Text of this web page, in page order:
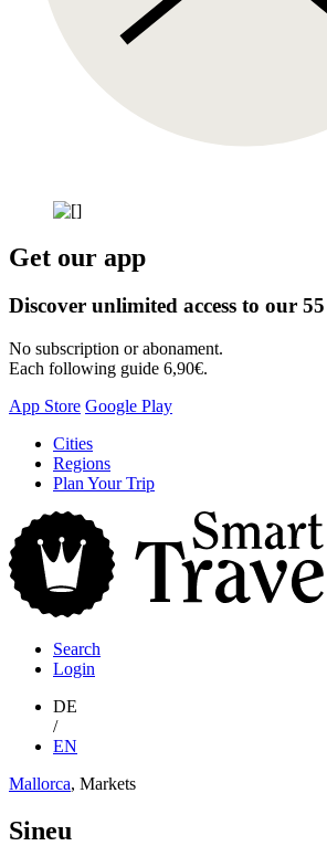
Get our app
Discover unlimited access to our
No subscription or abonament.
Each following guide 6,90€.
App Store Google Play
Skip
content
Cities
Regions
Plan Your Trip
Search
Login
DE
/
EN
Mallorca, Markets
Sineu